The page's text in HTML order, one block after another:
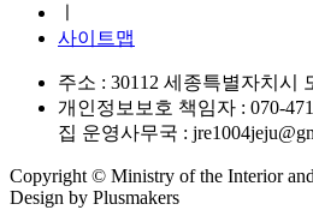
사이트맵
주소 : 30112 세종특별자치시
개인정보보호 책임자 : 070-
집 운영사무국 :
Copyright © Ministry of the Interior
Design by Plusmakers